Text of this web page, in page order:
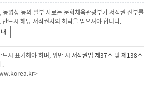
동영상 등의 일부 자료는 문화체육관광부가 저작권 전부를
드시 해당 저작권자의 허락을 받으셔야 합니다.
시 표기해야 하며, 위반 시 저작권법 제37조 및제138조
.
>